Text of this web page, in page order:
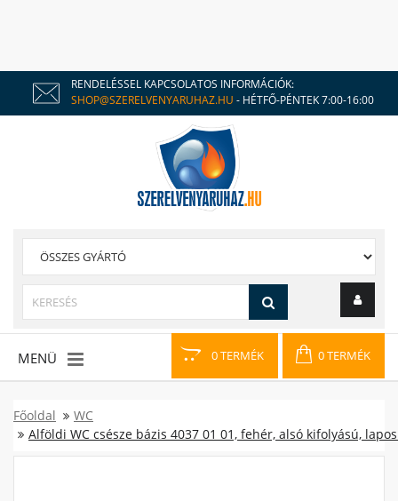
RENDELÉSSEL KAPCSOLATOS INFORMÁCIÓK:
SHOP@SZERELVENYARUHAZ.HU - HÉTFŐ-PÉNTEK 7:00-16:00
0 TERMÉK 0 TERMÉK
MENÜ
Főoldal
WC
Alföldi WC csésze bázis 4037 01 01, fehér, alsó kifolyású,